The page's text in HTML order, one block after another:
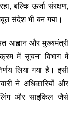
बल्कि ऊर्जा संरक्षण,
संदेश भी बन गया।
आह्वान और मुख्यमंत्री
में सूचना विभाग में
लिया गया है। इसी
ने अधिकारियों और
और साइकिल जैसे